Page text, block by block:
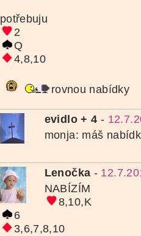
potřebuju
2
Q
4,8,10
rovnou nabídky
evidlo + 4 -
monja: máš
Lenočka -
NABÍZÍM
8,10,K
6
3,6,7,8,10